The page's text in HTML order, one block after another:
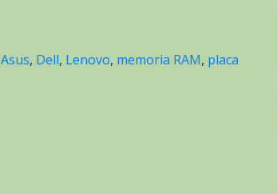
Asus, Dell, Lenovo, memoria RAM, placa